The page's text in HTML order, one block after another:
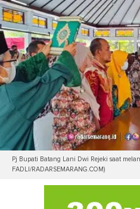
Pj Bupati Batang Lani Dwi Rejeki saat
FADLI/RADARSEMARANG.COM)